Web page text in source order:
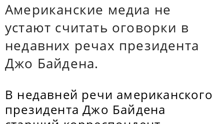
Американские медиа не
устают считать оговорки в
недавних речах президента
Джо Байдена.
В недавней речи американского
президента Джо Байдена